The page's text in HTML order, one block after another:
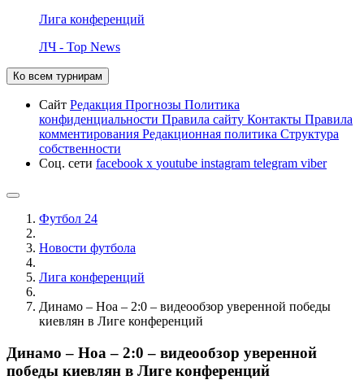
Лига конференций
ЛЧ - Top News
Ко всем турнирам
Сайт Редакция Прогнозы Политика
конфиденциальности Правила сайту Контакты Правила
комментирования Редакционная политика Структура
собственности
Соц. сети facebook x youtube instagram telegram viber
Футбол 24
Новости футбола
Лига конференций
Динамо – Ноа – 2:0 – видеообзор уверенной победы
киевлян в Лиге конференций
Динамо – Ноа – 2:0 – видеообзор уверенной
победы киевлян в Лиге конференций